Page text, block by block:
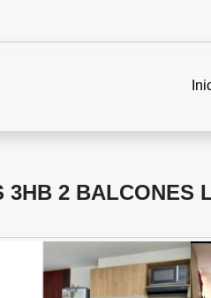
3HB 2 BALCONES